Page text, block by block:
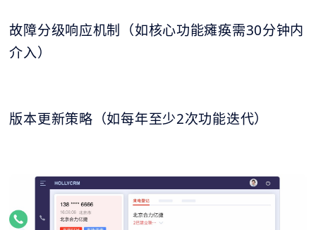
故障分级响应机制（如核心功能瘫痪需30分钟内
介入）
版本更新策略（如每年至少2次功能迭代）